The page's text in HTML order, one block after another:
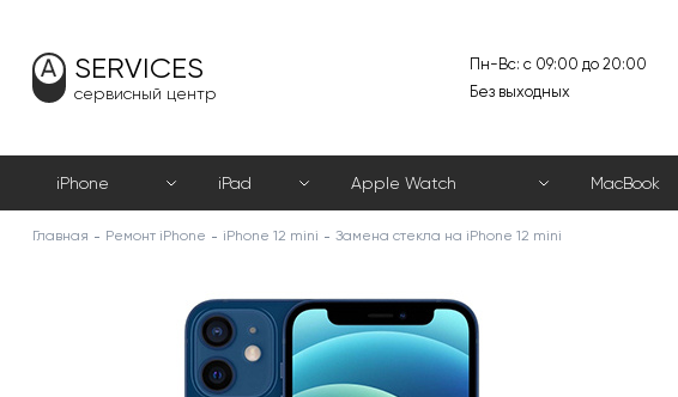
SERVICES
сервисный центр
Пн-Вс: с 09:00 до 20:00
Без выходных
iPhone iPad Apple Watch MacBook
Главная Ремонт iPhone iPhone 12 mini Замена стекла на iPhone 12 mini